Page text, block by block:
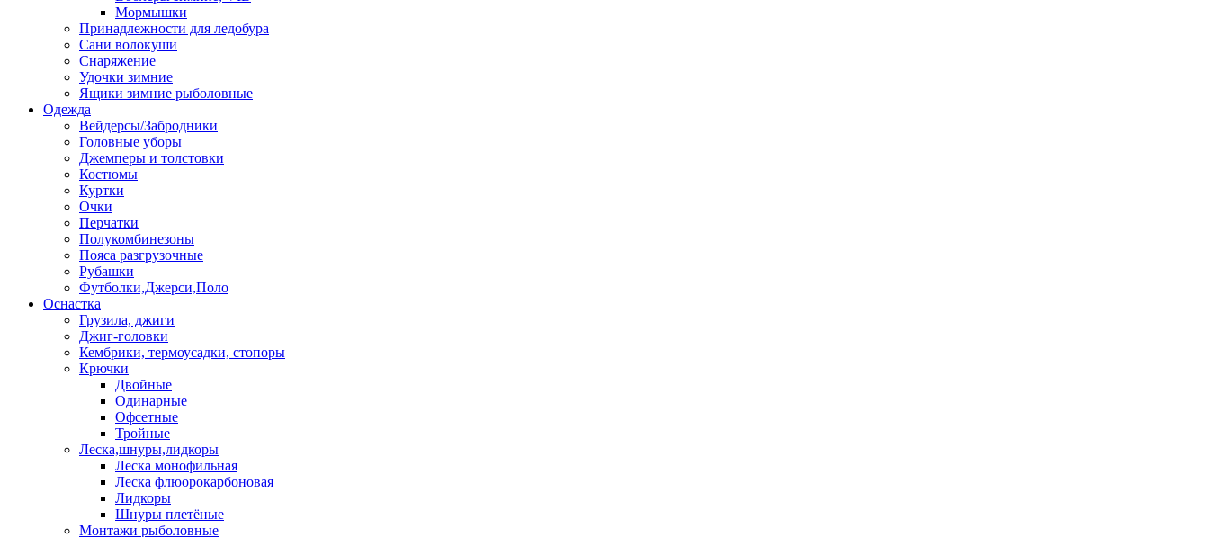
Мормышки
Принадлежности для ледобура
Сани волокуши
Снаряжение
Удочки зимние
Ящики зимние рыболовные
Одежда
Вейдерсы/Забродники
Головные уборы
Джемперы и толстовки
Костюмы
Куртки
Очки
Перчатки
Полукомбинезоны
Пояса разгрузочные
Рубашки
Футболки,Джерси,Поло
Оснастка
Грузила, джиги
Джиг-головки
Кембрики, термоусадки, стопоры
Крючки
Двойные
Одинарные
Офсетные
Тройные
Леска,шнуры,лидкоры
Леска монофильная
Леска флюорокарбоновая
Лидкоры
Шнуры плетёные
Монтажи рыболовные